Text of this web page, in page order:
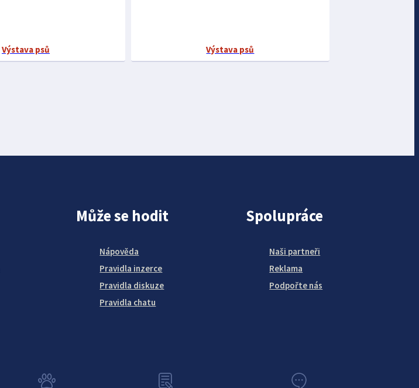
Výstava psů Výstava psů
Může se hodit
Nápověda
Pravidla inzerce
Pravidla diskuze
Pravidla chatu
Spolupráce
Naši partneři
Reklama
Podpořte nás